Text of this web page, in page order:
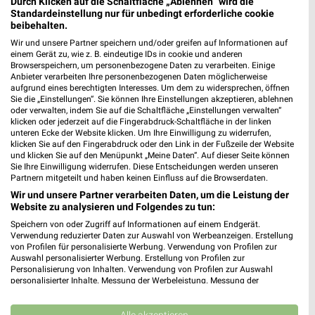
Gültig von 03. Aug. bis 08. Aug.
📅 Kalendereintrag erstellen
PROSPEKT BLÄTTERN
ANGEBOTE AB MONTAG ANGEBOTE AB DONNERSTAG CLEVER
Standardeinstellung nur für unbedingt erforderliche cookie
beibehalten.
Wir und unsere Partner speichern und/oder greifen auf Informationen auf
einem Gerät zu, wie z. B. eindeutige IDs in cookie und anderen
Browserspeichern, um personenbezogene Daten zu verarbeiten. Einige
Anbieter verarbeiten Ihre personenbezogenen Daten möglicherweise
aufgrund eines berechtigten Interesses. Um dem zu widersprechen, öffnen
Sie die „Einstellungen“. Sie können Ihre Einstellungen akzeptieren, ablehnen
oder verwalten, indem Sie auf die Schaltfläche „Einstellungen verwalten“
klicken oder jederzeit auf die Fingerabdruck-Schaltfläche in der linken
unteren Ecke der Website klicken. Um Ihre Einwilligung zu widerrufen,
klicken Sie auf den Fingerabdruck oder den Link in der Fußzeile der Website
und klicken Sie auf den Menüpunkt „Meine Daten“. Auf dieser Seite können
Sie Ihre Einwilligung widerrufen. Diese Entscheidungen werden unseren
Partnern mitgeteilt und haben keinen Einfluss auf die Browserdaten.
Wir und unsere Partner verarbeiten Daten, um die Leistung der
Website zu analysieren und Folgendes zu tun:
Speichern von oder Zugriff auf Informationen auf einem Endgerät.
Verwendung reduzierter Daten zur Auswahl von Werbeanzeigen. Erstellung
von Profilen für personalisierte Werbung. Verwendung von Profilen zur
Auswahl personalisierter Werbung. Erstellung von Profilen zur
Personalisierung von Inhalten. Verwendung von Profilen zur Auswahl
personalisierter Inhalte. Messung der Werbeleistung. Messung der
Kombinationen von Daten aus verschiedenen Quellen. Entwicklung und